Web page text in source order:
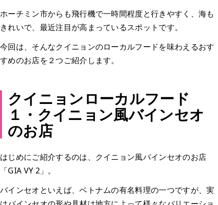
ホーチミン市からも飛行機で一時間程度と行きやすく、海も
きれいで、最近注目が高まっているスポットです。
今回は、そんなクイニョンのローカルフードを味わえるおす
すめのお店を２つご紹介します。
クイニョンローカルフード
１・クイニョン風バインセオ
のお店
はじめにご紹介するのは、クイニョン風バインセオのお店
「GIA VY 2」。
バインセオといえば、ベトナムの有名料理の一つですが、実